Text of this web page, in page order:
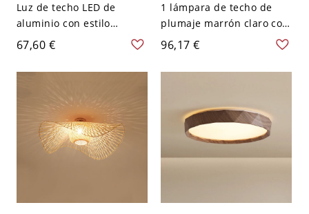
Luz de techo LED de
aluminio con estilo
moderno para oficina -
110 A 120 V 62,23 cm
Negro Blanco
67,60 €
1 lámpara de techo de
plumaje marrón claro con
pantalla de tela - 110 A
120 V 40,64 cm
96,17 €